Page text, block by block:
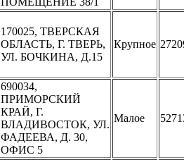
170025, ТВЕРСКАЯ
ОБЛАСТЬ, Г. ТВЕРЬ,
УЛ. БОЧКИНА, Д.15
Крупное
690034,
ПРИМОРСКИЙ
КРАЙ, Г.
ВЛАДИВОСТОК, УЛ.
ФАДЕЕВА, Д. 30,
ОФИС 5
Малое